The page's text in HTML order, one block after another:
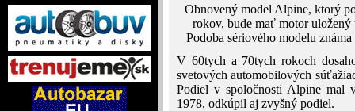
Obnovený model Alpine, ktorý
rokov, bude mať motor uložený
Podoba sériového modelu
V 60tych a 70tych rokoch
svetových automobilových
Podiel v spoločnosti Alpine mal
1978, odkúpil aj zvyšný podiel.